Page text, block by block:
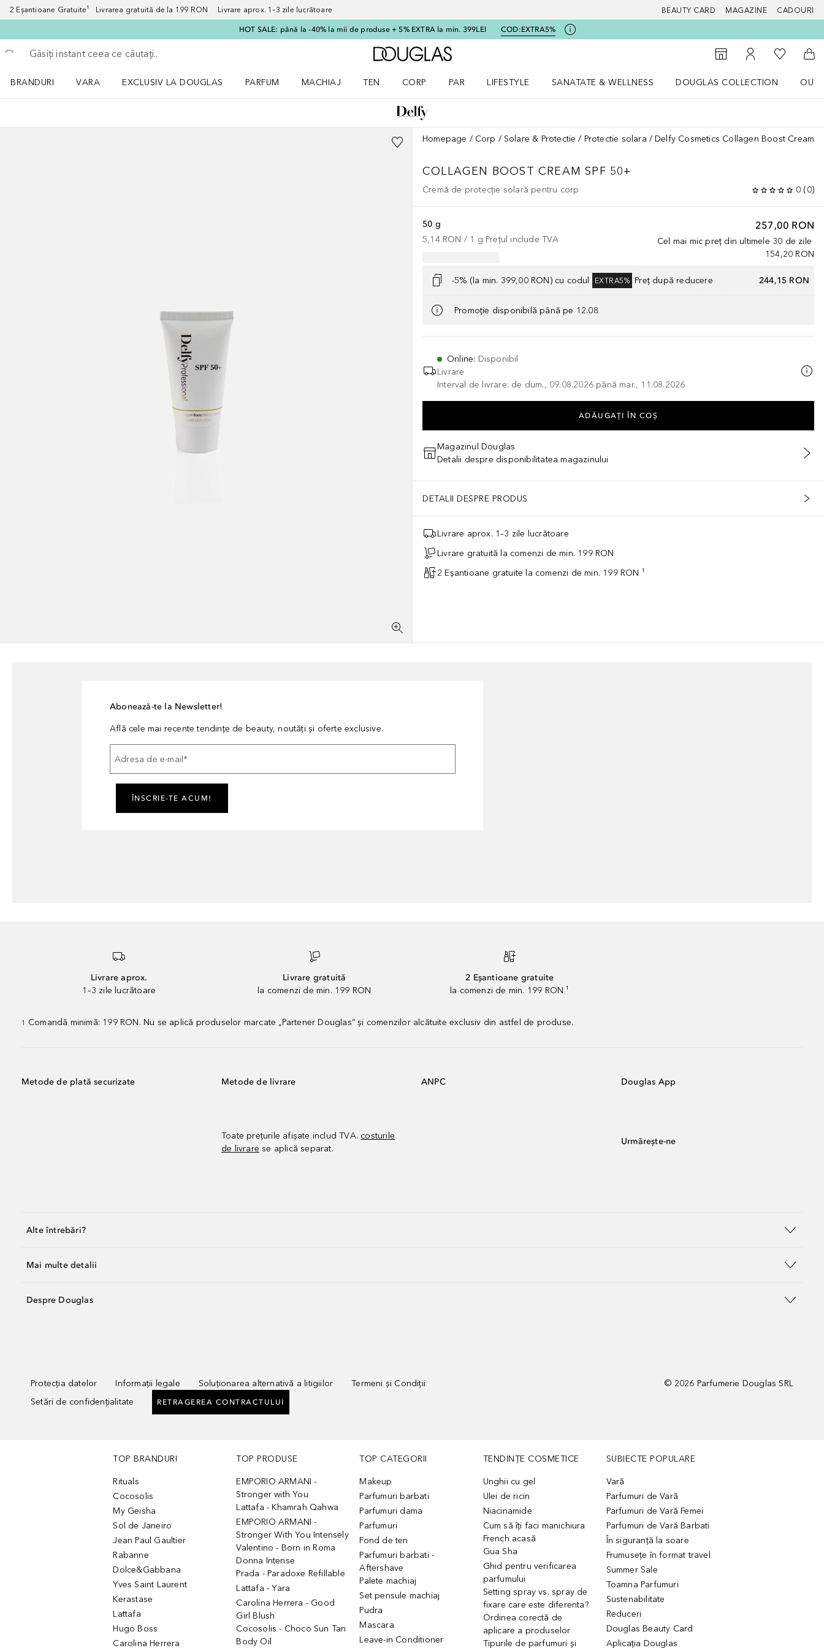
2 Eșantioane Gratuite¹ Livrarea gratuită de la 199 RON Livrare aprox. 1–3 zile lucrătoare BEAUTY CARD MAGAZINE CADOURI
HOT SALE: până la -40% la mii de produse + 5% EXTRA la min. 399LEI COD:EXTRA5%
Înapoi
Executați căutarea
Către pagina principală Douglas
Către Găsire magazin
Către Contul meu
Către
BRANDURI
VARA
EXCLUSIV LA DOUGLAS
PARFUM
MACHIAJ
TEN
CORP
PAR
LIFESTYLE
SANATATE & WELLNESS
DOUGLAS COLLECTION
Homepage Corp Solare & Protectie Protectie solara Delfy Cosmetics Collagen Boost Cream
COLLAGEN BOOST CREAM SPF 50+
Cremă de protecție solară pentru corp 0 (0)
257,00 RON
Cel mai mic preț din ultimele 30 de zile
154,20 RON
50 g
5,14 RON / 1 g Prețul include TVA
-5% (la min. 399,00 RON) cu codul EXTRA5% Preț după reducere 244,15 RON
Promoție disponibilă până pe 12.08
Online: Disponibil
Livrare
Interval de livrare: de dum., 09.08.2026 până mar., 11.08.2026
ADĂUGAȚI ÎN COŞ
Magazinul Douglas
Detalii despre disponibilitatea magazinului
DETALII DESPRE PRODUS
Livrare aprox. 1–3 zile lucrătoare
Livrare gratuită la comenzi de min. 199 RON
2 Eșantioane gratuite la comenzi de min. 199 RON ¹
Abonează-te la Newsletter!
Află cele mai recente tendințe de beauty, noutăți și oferte exclusive.
Adresa de e-mail *
ÎNSCRIE-TE ACUM!
Livrare aprox.
1–3 zile lucrătoare
Livrare gratuită
la comenzi de min. 199 RON
2 Eșantioane gratuite
la comenzi de min. 199 RON ¹
1 Comandă minimă: 199 RON. Nu se aplică produselor marcate „Partener Douglas” și comenzilor alcătuite exclusiv din astfel de produse.
Metode de plată securizate Metode de livrare
Toate prețurile afișate includ TVA. costurile
de livrare se aplică separat.
ANPC Douglas App
Urmărește-ne
Alte întrebări?
Mai multe detalii
Despre Douglas
Protecția datelor Informații legale Soluționarea alternativă a litigiilor
Termeni și Condiții
Setări de confidențialitate
RETRAGEREA CONTRACTULUI
© 2026 Parfumerie Douglas SRL
TOP BRANDURI
Rituals
Cocosolis
My Geisha
Sol de Janeiro
Jean Paul Gaultier
Rabanne
Dolce&Gabbana
Yves Saint Laurent
Kerastase
Lattafa
Hugo Boss
Carolina Herrera
TOP PRODUSE
EMPORIO ARMANI -
Stronger with You
Lattafa - Khamrah Qahwa
EMPORIO ARMANI -
Stronger With You Intensely
Valentino - Born in Roma
Donna Intense
Prada - Paradoxe Refillable
Lattafa - Yara
Carolina Herrera - Good
Girl Blush
Cocosolis - Choco Sun Tan
Body Oil
TOP CATEGORII
Makeup
Parfumuri barbati
Parfumuri dama
Parfumuri
Fond de ten
Parfumuri barbati -
Aftershave
Palete machiaj
Set pensule machiaj
Pudra
Mascara
Leave-in Conditioner
TENDINȚE COSMETICE
Unghii cu gel
Ulei de ricin
Niacinamide
Cum să îți faci manichiura
French acasă
Gua Sha
Ghid pentru verificarea
parfumului
Setting spray vs. spray de
fixare care este diferenta?
Ordinea corectă de
aplicare a produselor
Tipurile de parfumuri și
SUBIECTE POPULARE
Vară
Parfumuri de Vară
Parfumuri de Vară Femei
Parfumuri de Vară Barbati
În siguranță la soare
Frumusețe în format travel
Summer Sale
Toamna Parfumuri
Sustenabilitate
Reduceri
Douglas Beauty Card
Aplicația Douglas